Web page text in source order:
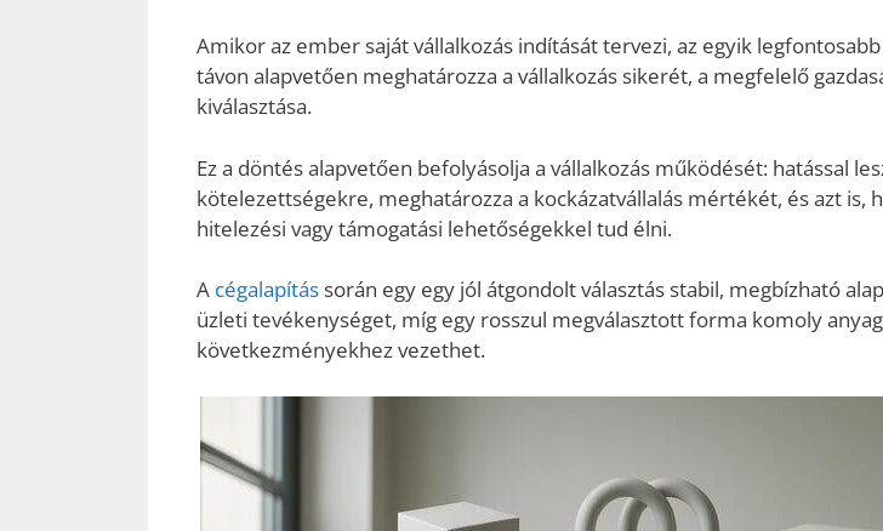
Amikor az ember saját vállalkozás indítását tervezi, az egyik
távon alapvetően meghatározza a vállalkozás sikerét, a megfelelő
kiválasztása.
Ez a döntés alapvetően befolyásolja a vállalkozás működését: hatással
kötelezettségekre, meghatározza a kockázatvállalás mértékét, és azt is,
hitelezési vagy támogatási lehetőségekkel tud élni.
A cégalapítás során egy egy jól átgondolt választás stabil, megbízható
üzleti tevékenységet, míg egy rosszul megválasztott forma komoly
következményekhez vezethet.